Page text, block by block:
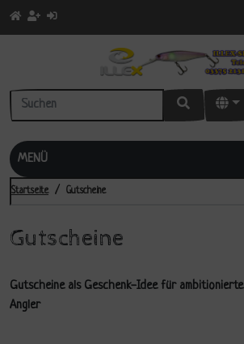
MENÜ
Startseite Gutscheine
Gutscheine
Gutscheine als Geschenk-Idee für ambitionierte
Angler